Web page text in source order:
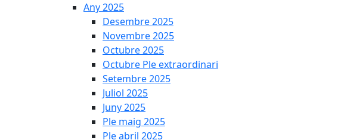
Any 2025
Desembre 2025
Novembre 2025
Octubre 2025
Octubre Ple extraordinari
Setembre 2025
Juliol 2025
Juny 2025
Ple maig 2025
Ple abril 2025